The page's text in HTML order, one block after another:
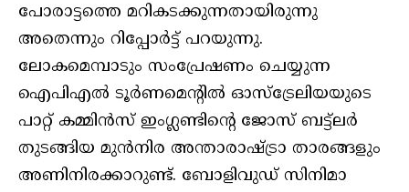
പോരാട്ടത്തെ മറികടക്കുന്നതായിരുന്നു
അതെന്നും റിപ്പോര്‍ട്ട് പറയുന്നു.
ലോകമെമ്പാടും സംപ്രേഷണം ചെയ്യുന്ന
ഐപിഎല്‍ ടൂര്‍ണമെന്റില്‍ ഓസ്ട്രേലിയയുടെ
പാറ്റ് കമ്മിന്‍സ് ഇംഗ്ലണ്ടിന്റെ ജോസ് ബട്ട്ലര്‍
തുടങ്ങിയ മുന്‍നിര അന്താരാഷ്ട്രാ താരങ്ങളും
അണിനിരക്കാറുണ്ട്. ബോളിവുഡ് സിനിമാ